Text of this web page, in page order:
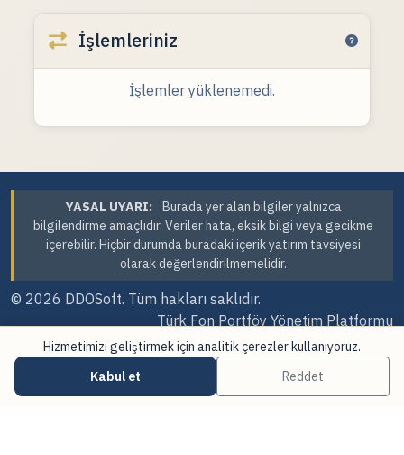
İşlemleriniz
İşlemler yüklenemedi.
YASAL UYARI:
Burada yer alan bilgiler yalnızca
bilgilendirme amaçlıdır. Veriler hata, eksik bilgi veya gecikme
içerebilir. Hiçbir durumda buradaki içerik yatırım tavsiyesi
olarak değerlendirilmemelidir.
© 2026 DDOSoft. Tüm hakları saklıdır.
Türk Fon Portföy Yönetim Platformu
Sürüm Tarihi: 06.08.2026 12:15
Veri Kaynakları·
Hizmetimizi geliştirmek için analitik çerezler kullanıyoruz.
Kabul et
Reddet